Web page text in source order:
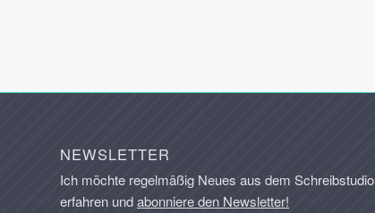
NEWSLETTER
Ich möchte regelmäßig Neues aus dem Schreibstudio
erfahren undabonniere den Newsletter!